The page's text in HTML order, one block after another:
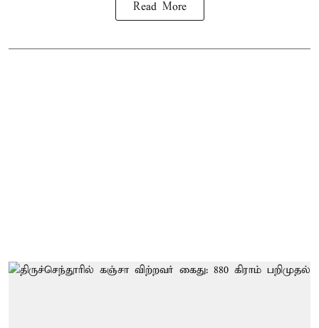
Read More